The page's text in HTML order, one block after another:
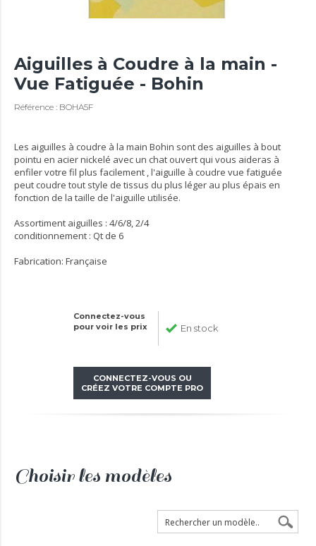
Aiguilles à Coudre à la main -
Vue Fatiguée - Bohin
Référence : BOHA5F
Les aiguilles à coudre à la main Bohin sont des aiguilles à bout
pointu en acier nickelé avec un chat ouvert qui vous aideras à
enfiler votre fil plus facilement , l'aiguille à coudre vue fatiguée
peut coudre tout style de tissus du plus léger au plus épais en
fonction de la taille de l'aiguille utilisée.
Assortiment aiguilles : 4/6/8, 2/4
conditionnement : Qt de 6
Fabrication: Française
Connectez-vous
pour voir les prix
En stock
CONNECTEZ-VOUS OU
CRÉEZ VOTRE COMPTE PRO
Choisir les modèles